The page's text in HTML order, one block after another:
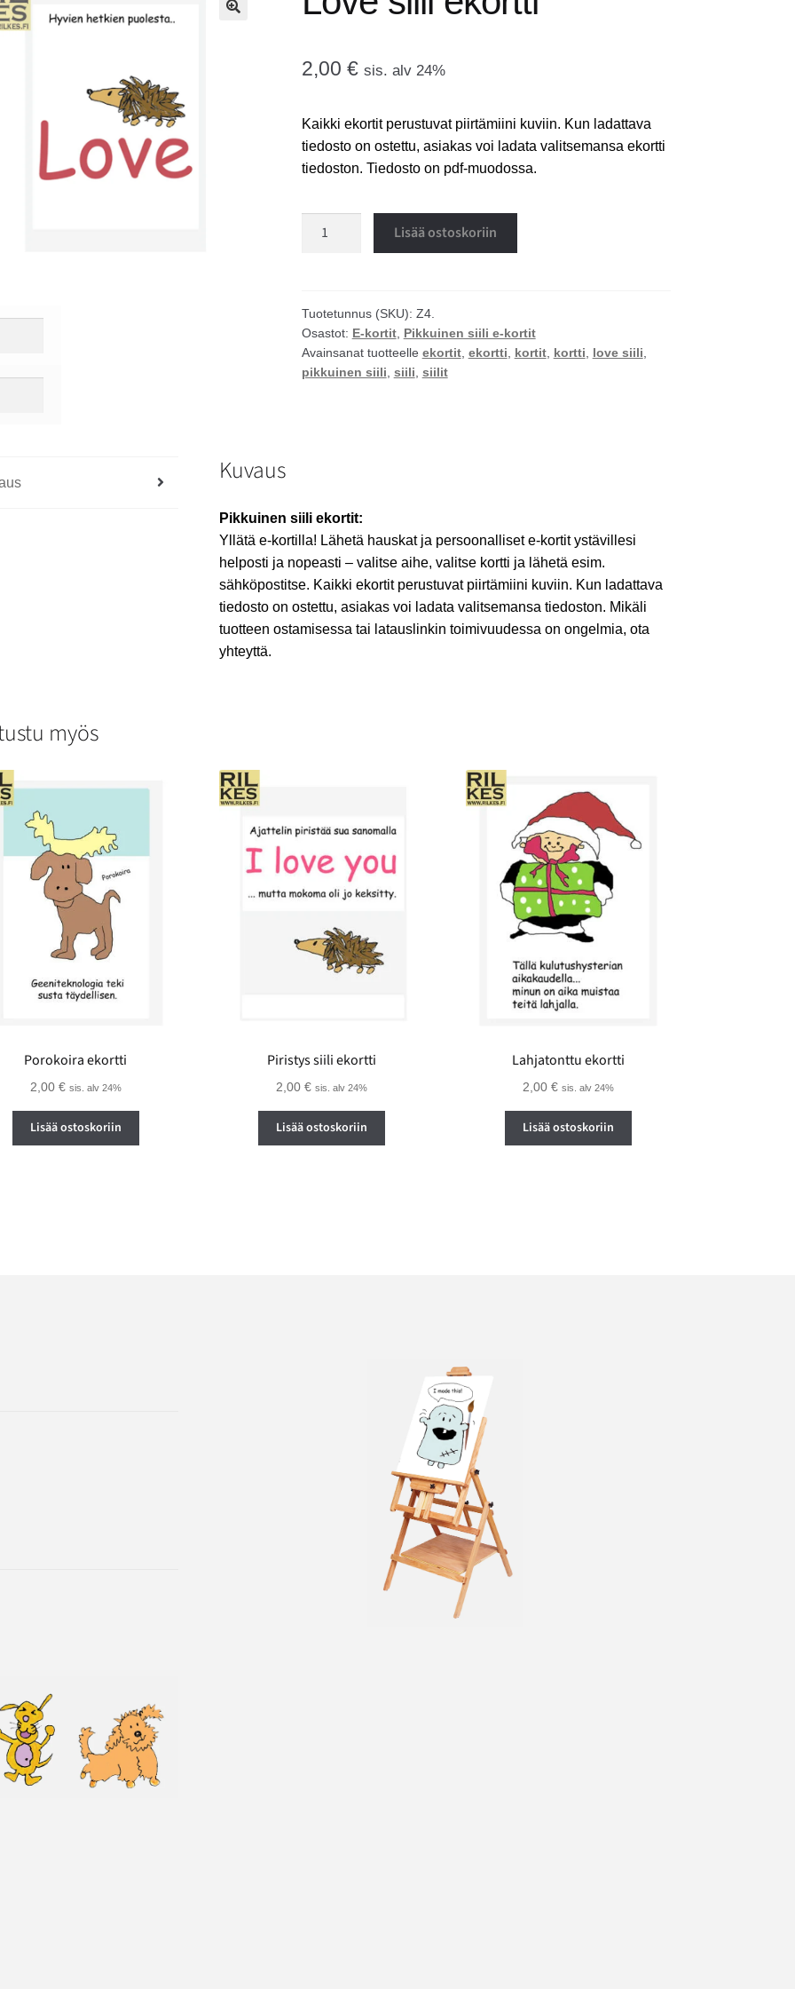
2,00 € sis. alv 24%
Kaikki ekortit perustuvat piirtämiini kuviin. Kun ladattava
tiedosto on ostettu, asiakas voi ladata valitsemansa ekortti
tiedoston. Tiedosto on pdf-muodossa.
Lisää ostoskoriin
Tuotetunnus (SKU): Z4.
Osastot: E-kortit, Pikkuinen siili e-kortit
Avainsanat tuotteelle ekortit, ekortti kortit, kortti love siili
pikkuinen siili siili siilit
Kuvaus
Pikkuinen siili ekortit:
Yllätä e-kortilla! Lähetä hauskat ja persoonalliset e-kortit ystävillesi
helposti ja nopeasti – valitse aihe, valitse kortti ja lähetä esim.
sähköpostitse. Kaikki ekortit perustuvat piirtämiini kuviin. Kun ladattava
tiedosto on ostettu, asiakas voi ladata valitsemansa tiedoston. Mikäli
tuotteen ostamisessa tai latauslinkin toimivuudessa on ongelmia, ota
yhteyttä.
myös
Porokoira ekortti
2,00 € sis. alv 24%
Lisää ostoskoriin
Piristys siili ekortti
2,00€ sis. alv 24%
Lisää ostoskoriin
Lahjatonttu ekortti
2,00 € sis. alv 24%
Lisää ostoskoriin